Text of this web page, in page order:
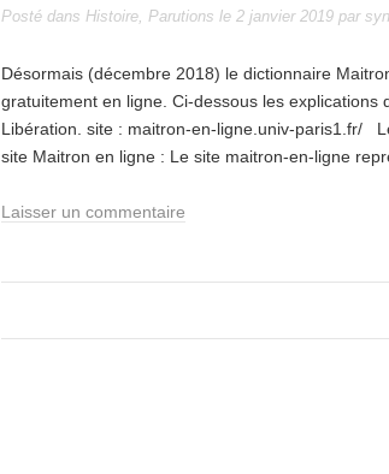
Posté dans Histoire, Parutions le 2 janvier 2019 par
Désormais (décembre 2018) le dictionnaire
gratuitement en ligne. Ci-dessous les
Libération. site : maitron-en-ligne.univ-paris1.fr/
site Maitron en ligne : Le site maitron-en-ligne
Laisser un commentaire